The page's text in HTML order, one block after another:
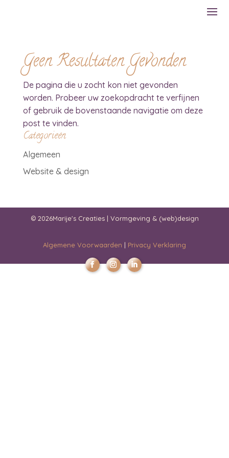
Geen Resultaten Gevonden
De pagina die u zocht kon niet gevonden
worden. Probeer uw zoekopdracht te verfijnen
of gebruik de bovenstaande navigatie om deze
post te vinden.
Categorieën
Algemeen
Website & design
© 2026Marije's Creaties | Vormgeving & (web)design
Algemene Voorwaarden | Privacy Verklaring